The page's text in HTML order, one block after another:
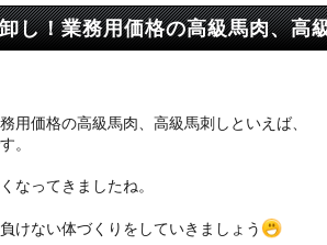
し！業務用価格の高級馬肉、高
用価格の高級馬肉、高級馬刺しといえば、
。
なってきましたね。
けない体づくりをしていきましょう